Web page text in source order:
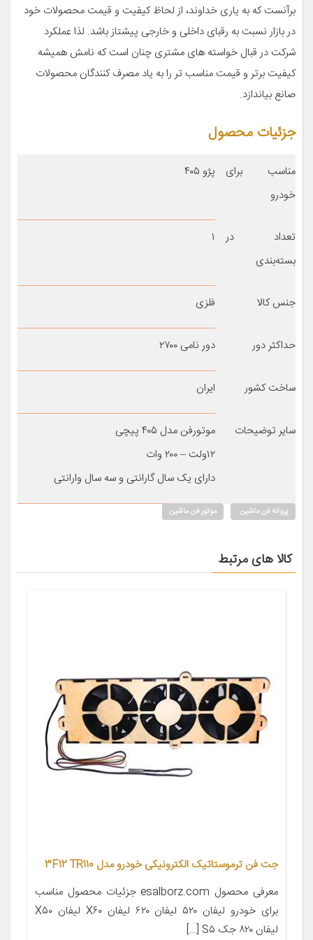
برآنست که به ياری خداوند، از لحاظ کیفيت و قيمت محصولات خود
در بازار نسبت به رقبای داخلی و خارجی پیشتاز باشد. لذا عملکرد
شرکت در قبال خواسته های مشتری چنان است که نامش همیشه
کيفيت برتر و قيمت مناسب تر را به ياد مصرف کنندگان محصولات
صانع بياندازد.
جزئیات محصول
مناسب برای
خودرو
پژو ۴۰۵
تعداد در
بسته‌بندی
۱
جنس کالا فلزی
حداکثر دور دور نامی ۲۷۰۰
ساخت کشور ایران
سایر توضیحات
موتورفن مدل ۴۰۵ پیچی
۱۲ولت – ۲۰۰ وات
دارای یک سال گارانتی و سه سال وارانتی
پروانه فن ماشین موتور فن ماشین
کالا های مرتبط
جت فن ترموستاتیک الکترونیکی خودرو مدل 3F12 TR110
معرفی محصول esalborz.com جزئیات محصول مناسب
برای خودرو لیفان ۵۲۰ لیفان ۶۲۰ لیفان X۶۰ لیفان X۵۰
لیفان ۸۲۰ جک S۵ […]